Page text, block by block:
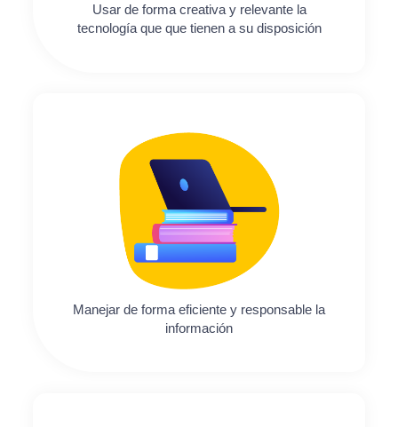
Usar de forma creativa y relevante la
tecnología que que tienen a su disposición
Manejar de forma eficiente y responsable la
información